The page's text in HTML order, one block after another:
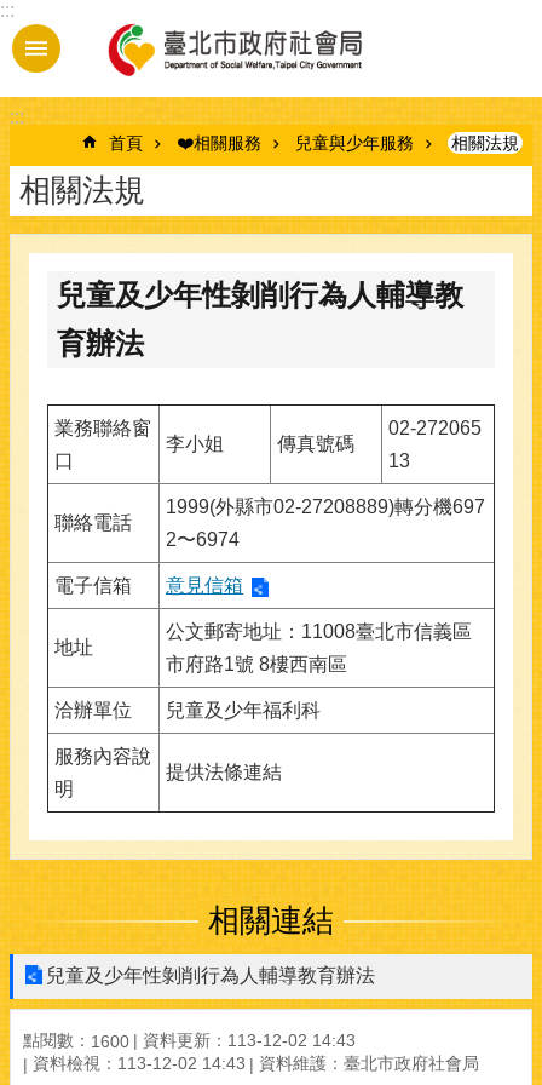
跳到主要內容區塊
:::
:::
首頁 ❤️相關服務 兒童與少年服務 相關法規
相關法規
兒童及少年性剝削行為人輔導教
育辦法
業務聯絡窗
口
李小姐 傳真號碼
02-272065
13
聯絡電話
1999(外縣市02-27208889)轉分機697
2〜6974
電子信箱 意見信箱
地址
公文郵寄地址：11008臺北市信義區
市府路1號 8樓西南區
洽辦單位 兒童及少年福利科
服務內容說
明
提供法條連結
相關連結
兒童及少年性剝削行為人輔導教育辦法
點閱數： 1600
資料更新：113-12-02 14:43
資料檢視：113-12-02 14:43
資料維護：臺北市政府社會局